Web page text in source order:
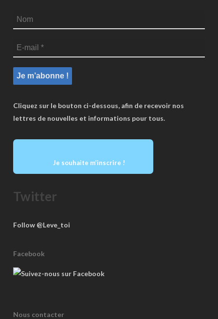
Cliquez sur le bouton ci-dessous, afin de recevoir nos
lettres de nouvelles et informations pour tous.
Je souhaite m’inscrire !
Twitter
Follow @Leve_toi
Facebook
Nous contacter